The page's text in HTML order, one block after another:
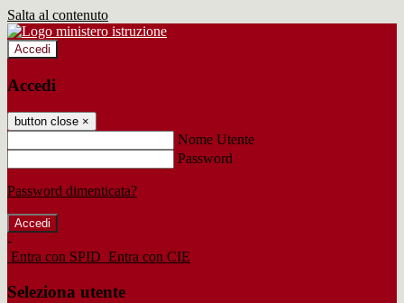
Salta al contenuto
Accedi
Accedi
button close ×
Nome Utente
Password
Password dimenticata?
-
Entra con SPID Entra con CIE
Seleziona utente